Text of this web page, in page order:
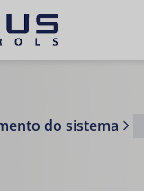
do sistema